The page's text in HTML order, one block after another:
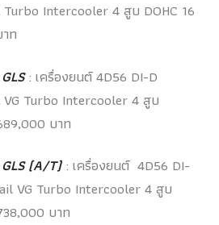
Intercooler 4 สูบ DOHC 16
ท
: เครื่องยนต์ 4D56 DI-D
Turbo Intercooler 4 สูบ
บาท
(A/T): เครื่องยนต์ 4D56 DI-
VG Turbo Intercooler 4 สูบ
บาท